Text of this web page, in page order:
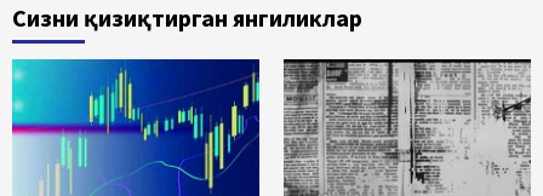
Сизни қизиқтирган янгиликлар